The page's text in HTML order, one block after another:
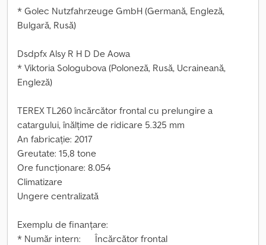
* Golec Nutzfahrzeuge GmbH (Germană, Engleză,
Bulgară, Rusă)
Dsdpfx Alsy R H D De Aowa
* Viktoria Sologubova (Poloneză, Rusă, Ucraineană,
Engleză)
TEREX TL260 încărcător frontal cu prelungire a
catargului, înălțime de ridicare 5.325 mm
An fabricație: 2017
Greutate: 15,8 tone
Ore funcționare: 8.054
Climatizare
Ungere centralizată
Exemplu de finanțare:
* Număr intern: Încărcător frontal